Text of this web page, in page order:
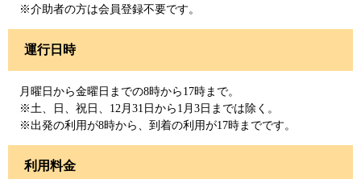
※介助者の方は会員登録不要です。
運行日時
月曜日から金曜日までの8時から17時まで。
※土、日、祝日、12月31日から1月3日までは除く。
※出発の利用が8時から、到着の利用が17時までです。
利用料金